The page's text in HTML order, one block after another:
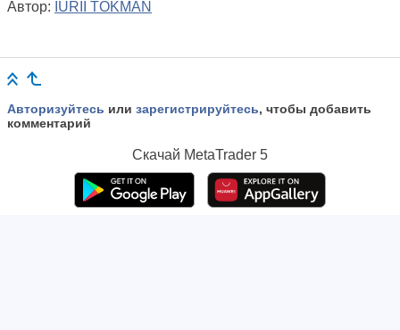
Автор: IURII TOKMAN
Авторизуйтесь или зарегистрируйтесь, чтобы добавить
комментарий
Скачай MetaTrader 5